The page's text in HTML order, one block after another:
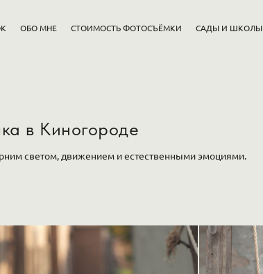
ОБО МНЕ СТОИМОСТЬ ФОТОСЪЁМКИ САДЫ И ШКОЛЫ
в Киногороде
светом, движением и естественными эмоциями.